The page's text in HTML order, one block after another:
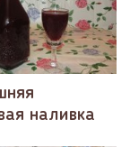
наливка